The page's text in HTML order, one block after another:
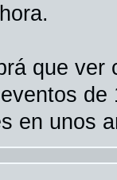
que ver
en unos